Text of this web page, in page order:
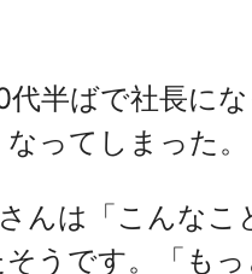
半ばで社長に
ってしまった。
んは「こんなこ
うです。「も